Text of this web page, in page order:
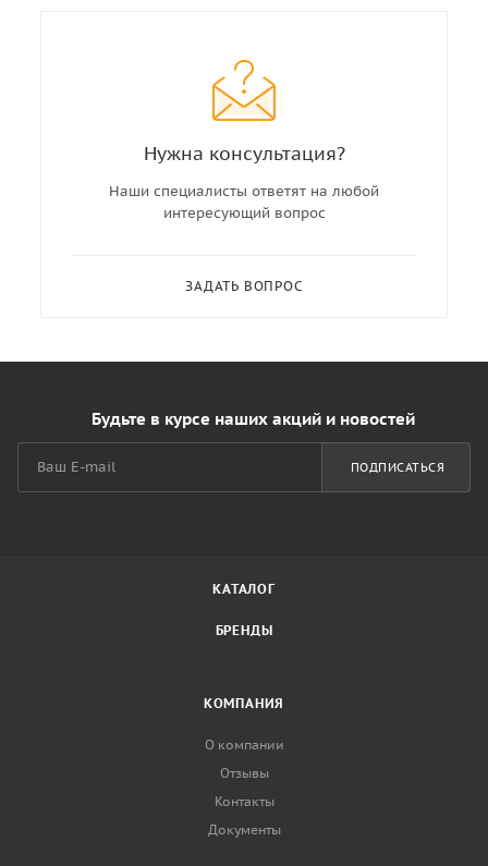
Нужна консультация?
Наши специалисты ответят на любой
интересующий вопрос
ЗАДАТЬ ВОПРОС
Будьте в курсе наших акций и новостей
ПОДПИСАТЬСЯ
КАТАЛОГ
БРЕНДЫ
КОМПАНИЯ
О компании
Отзывы
Контакты
Документы